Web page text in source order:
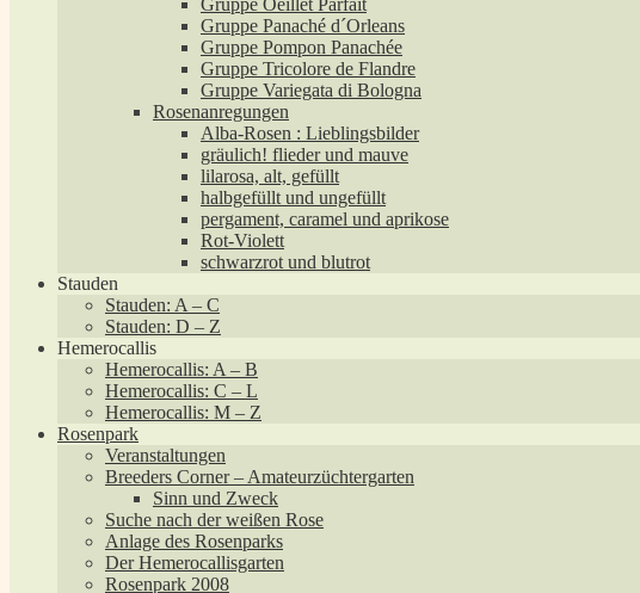
Gruppe Oeillet Parfait
Gruppe Panaché d´Orleans
Gruppe Pompon Panachée
Gruppe Tricolore de Flandre
Gruppe Variegata di Bologna
Rosenanregungen
Alba-Rosen : Lieblingsbilder
gräulich! flieder und mauve
lilarosa, alt, gefüllt
halbgefüllt und ungefüllt
pergament, caramel und aprikose
Rot-Violett
schwarzrot und blutrot
Stauden
Stauden: A – C
Stauden: D – Z
Hemerocallis
Hemerocallis: A – B
Hemerocallis: C – L
Hemerocallis: M – Z
Rosenpark
Veranstaltungen
Breeders Corner – Amateurzüchtergarten
Sinn und Zweck
Suche nach der weißen Rose
Anlage des Rosenparks
Der Hemerocallisgarten
Rosenpark 2008